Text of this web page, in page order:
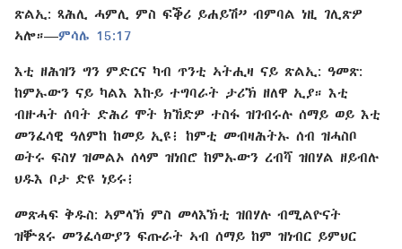
ጽልኢ: ጻሕሊ ሓምሊ ምስ ፍቕሪ ይሐይሽ” ብምባል ነዚ ገሊጽዎ
ኣሎ።​—⁠ምሳሌ 15:⁠17
እቲ ዘሕዝን ግን ምድርና ካብ ጥንቲ ኣትሒዛ ናይ ጽልኢ: ዓመጽ:
ከምኡውን ናይ ካልእ እኩይ ተግባራት ታሪኽ ዘለዋ ኢያ። እቲ
ብዙሓት ሰባት ድሕሪ ሞት ክኸድዎ ተስፋ ዝገብሩሉ ሰማይ ወይ እቲ
መንፈሳዊ ዓለምከ ከመይ ኢዩ፧ ከምቲ መብዛሕትኡ ሰብ ዝሓስቦ
ወትሩ ፍስሃ ዝመልኦ ሰላም ዝነበሮ ከምኡውን ረብሻ ዝበሃል ዘይብሉ
ህዱእ ቦታ ድዩ ነይሩ፧
መጽሓፍ ቅዱስ: ኣምላኽ ምስ መላእኽቲ ዝበሃሉ ብሚልዮናት
ዝቝጸሩ መንፈሳውያን ፍጡራት ኣብ ሰማይ ከም ዝነብር ይምህር